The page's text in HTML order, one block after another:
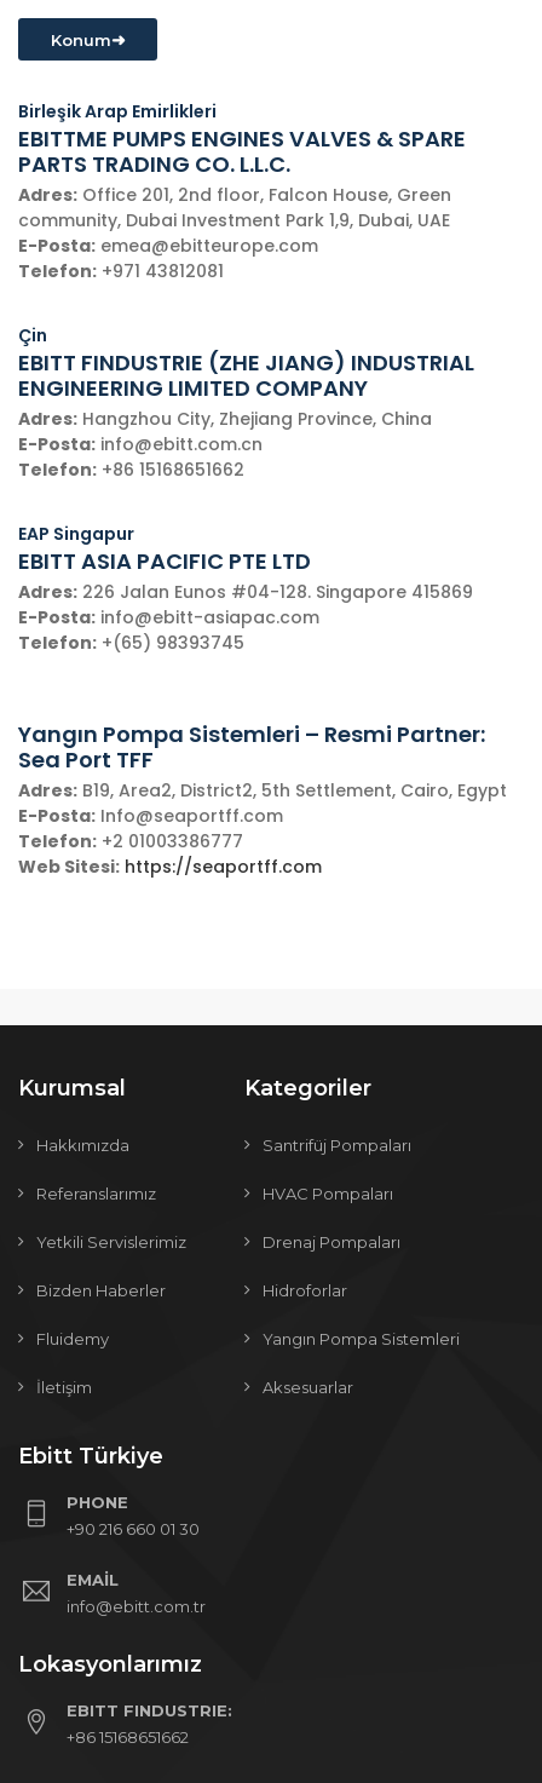
Konum➜
Birleşik Arap Emirlikleri
EBITTME PUMPS ENGINES VALVES & SPARE
PARTS TRADING CO. L.L.C.
Adres: Office 201, 2nd floor, Falcon House, Green
community, Dubai Investment Park 1,9, Dubai, UAE
E-Posta: emea@ebitteurope.com
Telefon: +971 43812081
Çin
EBITT FINDUSTRIE (ZHE JIANG) INDUSTRIAL
ENGINEERING LIMITED COMPANY
Adres: Hangzhou City, Zhejiang Province, China
E-Posta: info@ebitt.com.cn
Telefon: +86 15168651662
EAP Singapur
EBITT ASIA PACIFIC PTE LTD
Adres: 226 Jalan Eunos #04-128. Singapore 415869
E-Posta: info@ebitt-asiapac.com
Telefon: +(65) 98393745
Yangın Pompa Sistemleri – Resmi Partner:
Sea Port TFF
Adres: B19, Area2, District2, 5th Settlement, Cairo, Egypt
E-Posta: Info@seaportff.com
Telefon: +2 01003386777
Web Sitesi: https://seaportff.com
Kurumsal
Hakkımızda
Referanslarımız
Yetkili Servislerimiz
Bizden Haberler
Fluidemy
İletişim
Kategoriler
Santrifüj Pompaları
HVAC Pompaları
Drenaj Pompaları
Hidroforlar
Yangın Pompa Sistemleri
Aksesuarlar
Ebitt Türkiye
PHONE
+90 216 660 01 30
EMAIL
info@ebitt.com.tr
Lokasyonlarımız
EBITT FINDUSTRIE:
+86 15168651662